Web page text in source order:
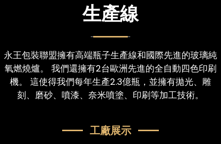
生產線
永王包裝聯盟擁有高端瓶子生產線和國際先進的玻璃純
氧燃燒爐。 我們還擁有2台歐洲先進的全自動四色印刷
機。 這使得我們每年生產2.3億瓶，並擁有拋光、雕
刻、磨砂、噴漆、奈米噴塗、印刷等加工技術。
工廠展示